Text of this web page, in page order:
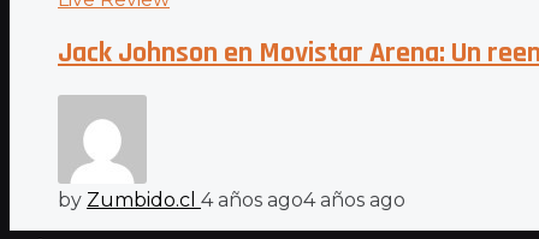
Jack Johnson en Movistar Arena: Un
by Zumbido.cl 4 años ago4 años ago